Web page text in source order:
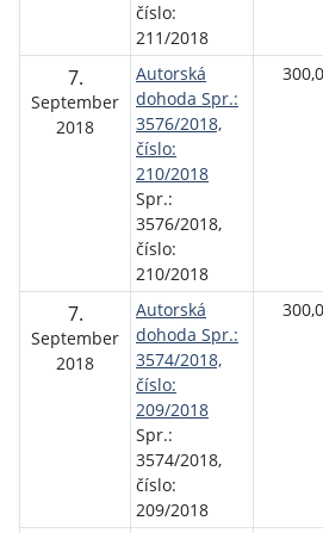
číslo:
211/2018
7.
September
2018
Autorská
dohoda Spr.:
3576/2018,
číslo:
210/2018
Spr.:
3576/2018,
číslo:
210/2018
7.
September
2018
Autorská
dohoda Spr.:
3574/2018,
číslo:
209/2018
Spr.:
3574/2018,
číslo:
209/2018